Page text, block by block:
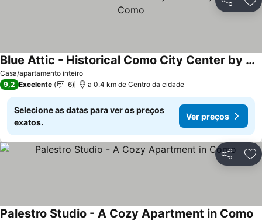
Partilhar
Casa/apartamento inteiro
Blue Attic - Historical Como City Center by Rent All Como
9,2 Excelente 6 a 0.4 km de Centro da cidade
Selecione as datas para ver os preços
exatos.
Ver preços
Partilhar
Palestro Studio - A Cozy Apartment in Como